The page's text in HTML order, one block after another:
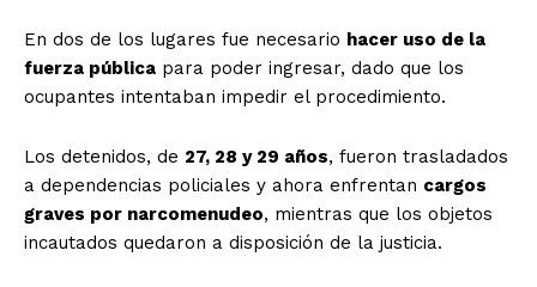
En dos de los lugares fue necesario hacer uso de la
fuerza pública para poder ingresar, dado que los
ocupantes intentaban impedir el procedimiento.
Los detenidos, de 27, 28 y 29 años, fueron trasladados
a dependencias policiales y ahora enfrentan cargos
graves por narcomenudeo, mientras que los objetos
incautados quedaron a disposición de la justicia.